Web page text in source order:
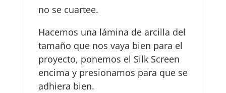
no se cuartee.
Hacemos una lámina de arcilla del
tamaño que nos vaya bien para el
proyecto, ponemos el Silk Screen
encima y presionamos para que se
adhiera bien.